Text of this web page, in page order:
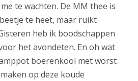
te wachten. De MM thee is
te heet, maar ruikt
heb ik boodschappen
het avondeten. En oh wat
boerenkool met worst
op deze koude